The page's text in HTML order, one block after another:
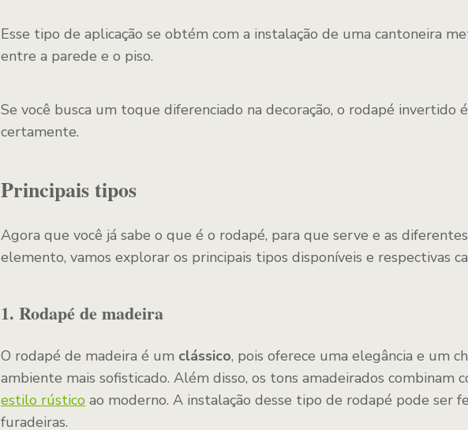
Esse tipo de aplicação se obtém com a instalação de uma cantoneira
entre a parede e o piso.
Se você busca um toque diferenciado na decoração, o rodapé invertido
certamente.
Principais tipos
Agora que você já sabe o que é o rodapé, para que serve e as
elemento, vamos explorar os principais tipos disponíveis e respectivas
1. Rodapé de madeira
O rodapé de madeira é um clássico, pois oferece uma elegância e um
ambiente mais sofisticado. Além disso, os tons amadeirados combinam
estilo rústicoao moderno. A instalação desse tipo de rodapé pode ser
furadeiras.